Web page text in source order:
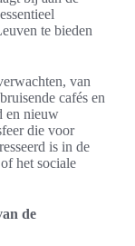
te bieden
van
cafés en
en nieuw
die voor
is in de
het sociale
de